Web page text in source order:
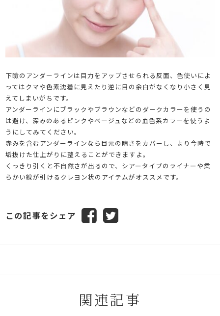
下瞼のアンダーラインは目力をアップさせられる反面、色使いによ
ってはクマや色素沈着に見えたり逆に目の余白がなくなり小さく見
えてしまいがちです。
アンダーラインにブラックやブラウンなどのダークカラーを使うの
は避け、深みのあるピンクやベージュなどの血色系カラーを使うよ
うにしてみてください。
赤みを含むアンダーラインなら目元の暗さをカバーし、より今時で
垢抜けた仕上がりに整えることができますよ。
くっきり引くと不自然さが出るので、シアータイプのライナーや柔
らかい線が引けるクレヨン状のアイテムがオススメです。
この記事をシェア
関連記事